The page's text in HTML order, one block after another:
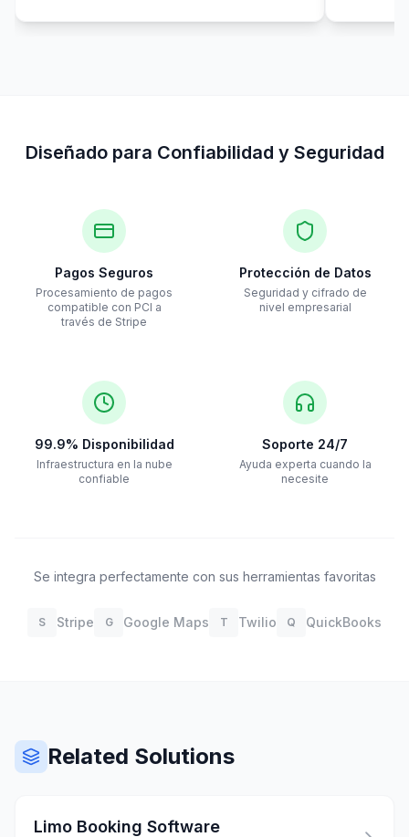
Diseñado para Confiabilidad y Seguridad
Pagos Seguros
Procesamiento de pagos
compatible con PCI a
través de Stripe
Protección de Datos
Seguridad y cifrado de
nivel empresarial
99.9% Disponibilidad
Infraestructura en la nube
confiable
Soporte 24/7
Ayuda experta cuando la
necesite
Se integra perfectamente con sus herramientas favoritas
S Stripe G Google Maps T Twilio Q QuickBooks
Related Solutions
Limo Booking Software